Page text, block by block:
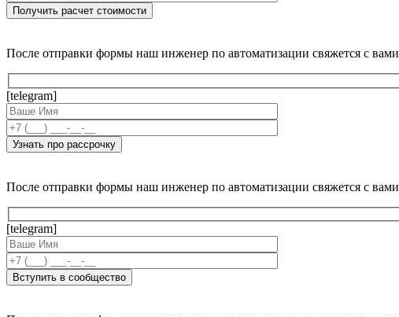
После отправки формы наш инженер по автоматизации свяжется с вами
[telegram]
После отправки формы наш инженер по автоматизации свяжется с вами
[telegram]